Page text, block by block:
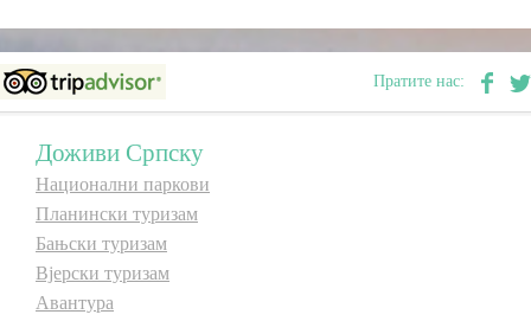
Мултимедија
Фото
Видео
E-Brochure
Пратите нас:
Доживи Српску
Национални паркови
Планински туризам
Бањски туризам
Вјерски туризам
Авантура